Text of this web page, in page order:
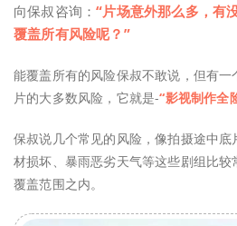
向保叔咨询：“片场意外那么多，有
覆盖所有风险呢？”
能覆盖所有的风险保叔不敢说，但有
片的大多数风险，它就是-“影视制作全
保叔说几个常见的风险，像拍摄途中
材损坏、暴雨恶劣天气等这些剧组比
覆盖范围之内。